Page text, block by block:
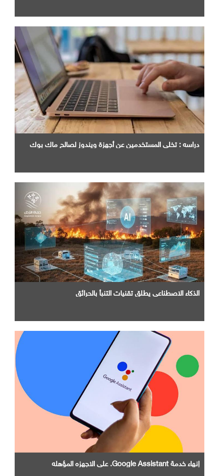
دراسه : تخلي المستخدمين عن أجهزة ويندوز لصالح ماك بوك
الذكاء الاصطناعي يطلق تقنيات التنبأ بالحرائق
إنهاء خدمة Google Assistant. علي الاجهزه المؤهله